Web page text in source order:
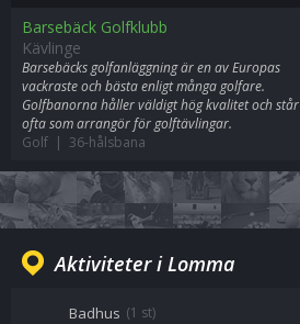
Barsebäck Golfklubb
Kävlinge
Barsebäcks golfanläggning är en av Europas
vackraste och bästa enligt många golfare.
Golfbanorna håller väldigt hög kvalitet och står
ofta som arrangör för golftävlingar.
Golf | 36-hålsbana
Aktiviteter i Lomma
Badhus (1 st)